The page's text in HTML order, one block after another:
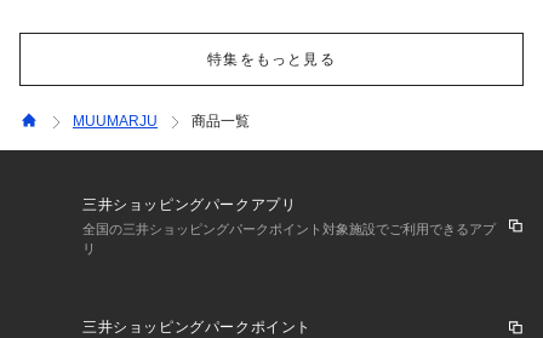
特集をもっと見る
MUUMARJU 商品一覧
三井ショッピングパークアプリ
全国の三井ショッピングパークポイント対象施設でご利用できるアプ
リ
三井ショッピングパークポイント